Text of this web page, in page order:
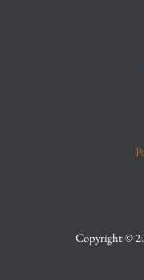
Copyright ©